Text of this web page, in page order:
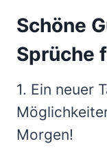
Schöne
Sprüche
1. Ein neuer
Morgen!